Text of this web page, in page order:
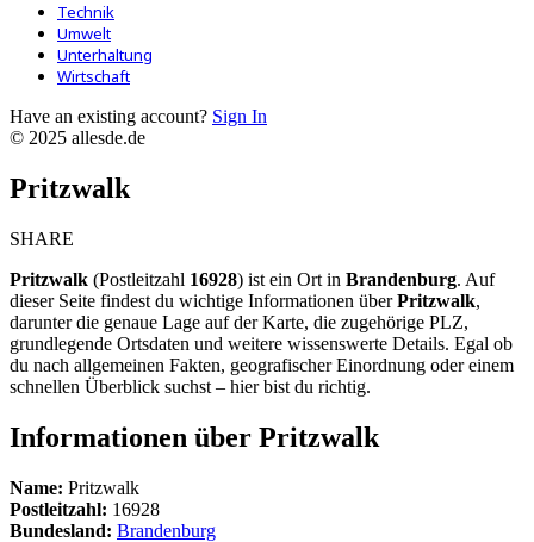
Technik
Umwelt
Unterhaltung
Wirtschaft
Have an existing account? Sign In
© 2025 allesde.de
Pritzwalk
SHARE
Pritzwalk (Postleitzahl 16928) ist ein Ort in Brandenburg. Auf
dieser Seite findest du wichtige Informationen überPritzwalk,
darunter die genaue Lage auf der Karte, die zugehörige PLZ,
grundlegende Ortsdaten und weitere wissenswerte Details. Egal ob
du nach allgemeinen Fakten, geografischer Einordnung oder einem
schnellen Überblick suchst – hier bist du richtig.
Informationen über Pritzwalk
Name: Pritzwalk
Postleitzahl: 16928
Bundesland: Brandenburg